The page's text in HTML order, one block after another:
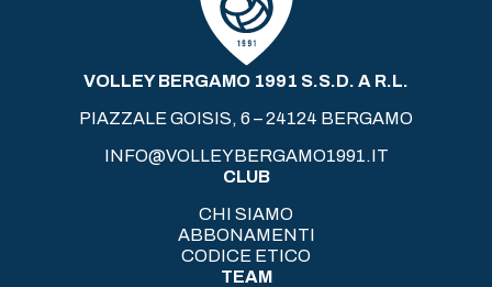
VOLLEY BERGAMO 1991 S.S.D. A R.L.
PIAZZALE GOISIS, 6 – 24124 BERGAMO
INFO@VOLLEYBERGAMO1991.IT
CLUB
CHI SIAMO
ABBONAMENTI
CODICE ETICO
TEAM